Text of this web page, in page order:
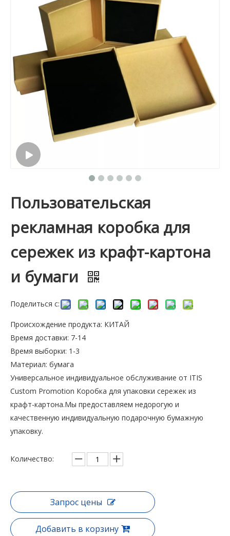
Пользовательская
рекламная коробка для
сережек из крафт-картона
и бумаги
Поделиться с:
Происхождение продукта: КИТАЙ
Время доставки: 7-14
Время выборки: 1-3
Материал: бумага
Универсальное индивидуальное обслуживание от ITIS
Custom Promotion Коробка для упаковки сережек из
крафт-картона.Мы предоставляем недорогую и
качественную индивидуальную подарочную бумажную
упаковку.
Количество:
Запрос цены
Добавить в корзину